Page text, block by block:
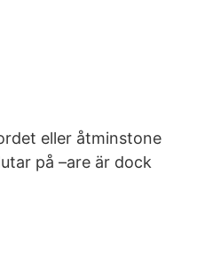
eller åtminstone
på –are är dock